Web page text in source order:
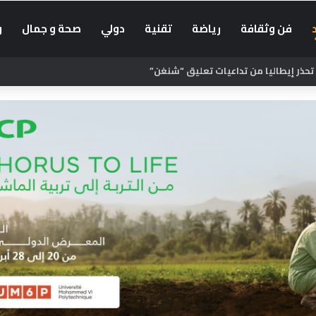
فن وثقافة رياضة تقنية دولي صحة و جمال
إيطاليا من تداعيات تعليق “شنغن”